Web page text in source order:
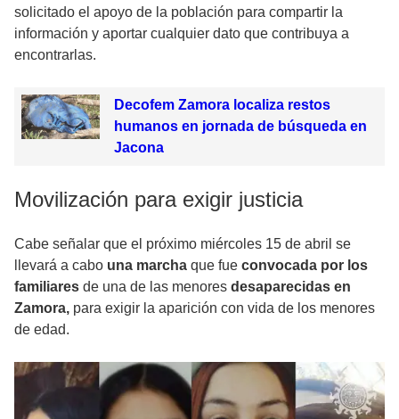
solicitado el apoyo de la población para compartir la
información y aportar cualquier dato que contribuya a
encontrarlas.
Decofem Zamora localiza restos
humanos en jornada de búsqueda en
Jacona
Movilización para exigir justicia
Cabe señalar que el próximo miércoles 15 de abril se
llevará a cabo una marcha que fue convocada por los
familiares de una de las menores desaparecidas en
Zamora, para exigir la aparición con vida de los menores
de edad.